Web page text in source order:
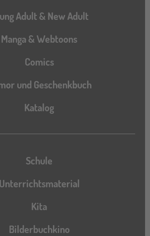
Adult & New Adult
Manga & Webtoons
Comics
und Geschenkbuch
Katalog
Katalog
Schule
Unterrichtsmaterial
Kita
Bilderbuchkino